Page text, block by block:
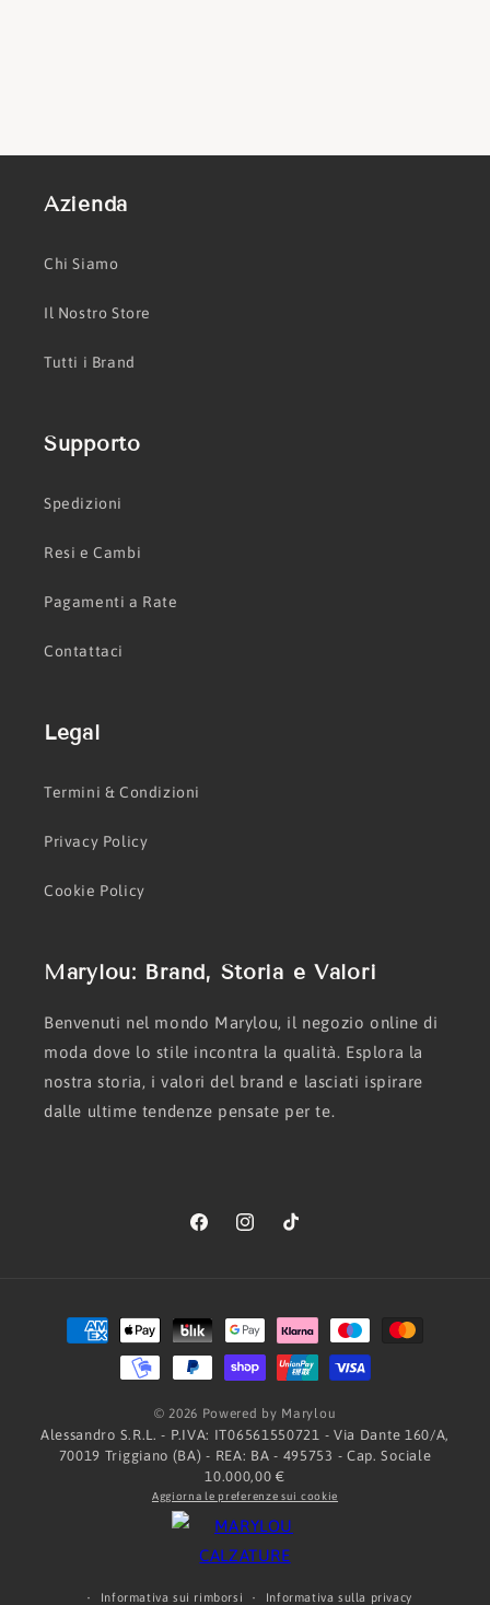
Azienda
Chi Siamo
Il Nostro Store
Tutti i Brand
Supporto
Spedizioni
Resi e Cambi
Pagamenti a Rate
Contattaci
Legal
Termini & Condizioni
Privacy Policy
Cookie Policy
Marylou: Brand, Storia e Valori
Benvenuti nel mondo Marylou, il negozio online di
moda dove lo stile incontra la qualità. Esplora la
nostra storia, i valori del brand e lasciati ispirare
dalle ultime tendenze pensate per te.
FacebookInstagramTikTok
Metodi
di
pagamento
© 2026 Powered by Marylou
Alessandro S.R.L. - P.IVA: IT06561550721 - Via Dante 160/A,
70019 Triggiano (BA) - REA: BA - 495753 - Cap. Sociale
10.000,00 €
Aggiorna le preferenze sui cookie
Informativa sui rimborsi Informativa sulla privacy